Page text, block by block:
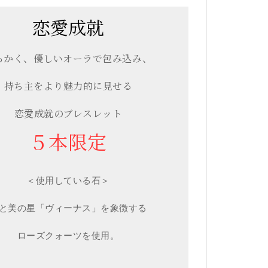
恋愛成就
かく、優しいオーラで包み込み、
持ち主をより魅力的に見せる
恋愛成就のブレスレット
５本限定
＜使用している石＞
美の星「ヴィーナス」を象徴する
ローズクォーツを使用。